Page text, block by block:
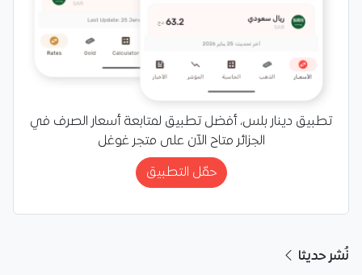
تطبيق دينار بلس، أفضل تطبيق لمتابعة أسعار الصرف في
الجزائر متاح الآن على متجر غوغل
حمّل التطبيق
نُشر حديثا